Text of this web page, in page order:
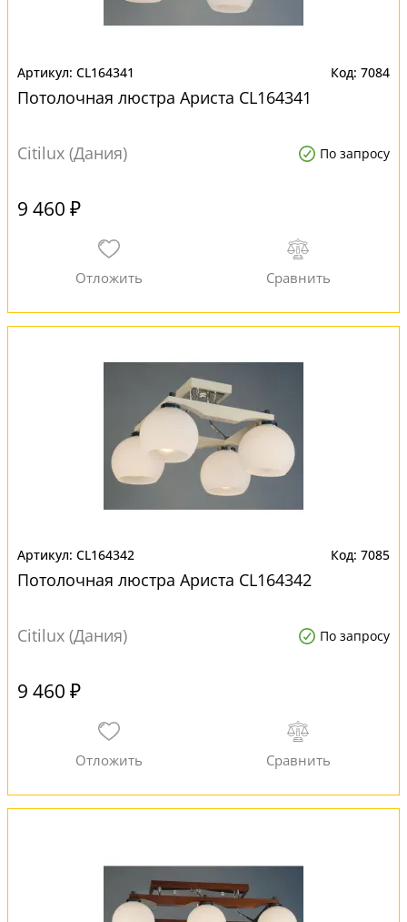
CL164341 7084
Потолочная люстра Ариста CL164341
Citilux (Дания) По запросу
9 460 ₽
CL164342 7085
Потолочная люстра Ариста CL164342
Citilux (Дания) По запросу
9 460 ₽